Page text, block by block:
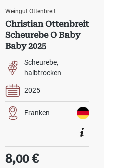
Weingut Ottenbreit
Christian Ottenbreit
Scheurebe O Baby
Baby 2025
Scheurebe
halbtrocken
2025
Franken
Regulärer Preis:
8,00 €